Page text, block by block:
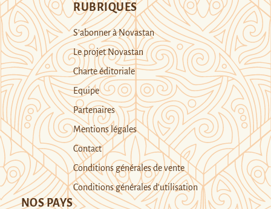
RUBRIQUES
S’abonner à Novastan
Le projet Novastan
Charte éditoriale
Equipe
Partenaires
Mentions légales
Contact
Conditions générales de vente
Conditions générales d’utilisation
NOS PAYS